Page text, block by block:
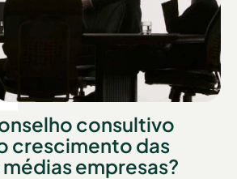
consultivo
crescimento das
empresas?